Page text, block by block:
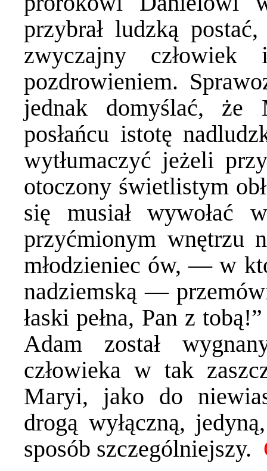
przybrał ludzką
zwyczajny
pozdrowieniem.
jednak domyślać, że
posłańcu istotę
wytłumaczyć jeżeli
otoczony świetlistym
się musiał wywołać
przyćmionym wnętrzu
młodzieniec ów, — w
nadziemską —
łaski pełna, Pan z
Adam został
człowieka w tak
Maryi, jako do
drogą wyłączną,
sposób szczególniejszy.